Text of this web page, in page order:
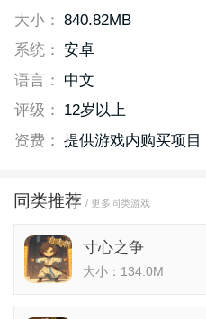
大小： 840.82MB
系统： 安卓
语言：
中文
评级：
12岁以上
资费： 提供游戏内购买项目
同类推荐 / 更多同类游戏
寸心之争
大小：134.0M